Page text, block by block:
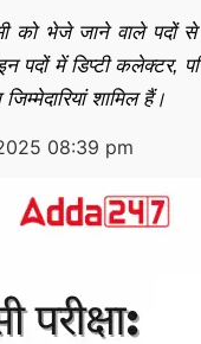
को भेजे जाने वाले
पदों में डिप्टी कलेक्टर,
शामिल हैं।
08:39 pm